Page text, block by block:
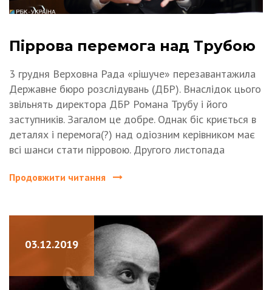
Піррова перемога над Трубою
3 грудня Верховна Рада «рішуче» перезавантажила
Державне бюро розслідувань (ДБР). Внаслідок цього
звільнять директора ДБР Романа Трубу і його
заступників. Загалом це добре. Однак біс криється в
деталях і перемога(?) над одіозним керівником має
всі шанси стати пірровою. Другого листопада
Продовжити читання
03.12.2019